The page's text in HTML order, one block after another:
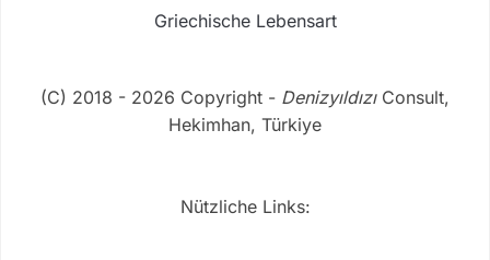
Griechische Lebensart
(C) 2018 - 2026 Copyright - DenizyıldızıConsult,
Hekimhan, Türkiye
Nützliche Links: